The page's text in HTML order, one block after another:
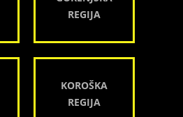
REGIJA
KOROŠKA
REGIJA